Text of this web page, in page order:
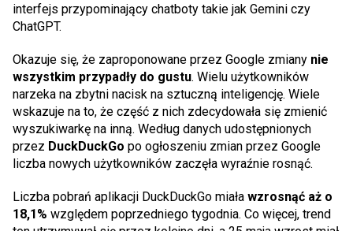
interfejs przypominający chatboty takie jak Gemini czy
ChatGPT.
Okazuje się, że zaproponowane przez Google zmiany nie
wszystkim przypadły do gustu. Wielu użytkowników
narzeka na zbytni nacisk na sztuczną inteligencję. Wiele
wskazuje na to, że część z nich zdecydowała się zmienić
wyszukiwarkę na inną. Według danych udostępnionych
przez DuckDuckGo po ogłoszeniu zmian przez Google
liczba nowych użytkowników zaczęła wyraźnie rosnąć.
Liczba pobrań aplikacji DuckDuckGo miała wzrosnąć aż o
18,1% względem poprzedniego tygodnia. Co więcej, trend